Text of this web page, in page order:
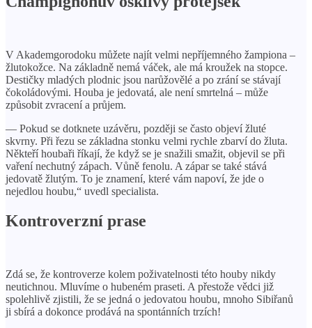
V Akademgorodoku můžete najít velmi nepříjemného žampiona –
žlutokožce. Na základně nemá váček, ale má kroužek na stopce.
Destičky mladých plodnic jsou narůžovělé a po zrání se stávají
čokoládovými. Houba je jedovatá, ale není smrtelná – může
způsobit zvracení a průjem.
— Pokud se dotknete uzávěru, později se často objeví žluté
skvrny. Při řezu se základna stonku velmi rychle zbarví do žluta.
Někteří houbaři říkají, že když se je snažili smažit, objevil se při
vaření nechutný zápach. Vůně fenolu. A zápar se také stává
jedovatě žlutým. To je znamení, které vám napoví, že jde o
nejedlou houbu,“ uvedl specialista.
Kontroverzní prase
Zdá se, že kontroverze kolem poživatelnosti této houby nikdy
neutichnou. Mluvíme o hubeném praseti. A přestože vědci již
spolehlivě zjistili, že se jedná o jedovatou houbu, mnoho Sibiřanů
ji sbírá a dokonce prodává na spontánních trzích!